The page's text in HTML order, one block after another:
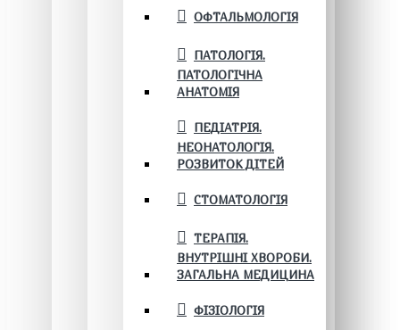
ОФТАЛЬМОЛОГІЯ
ПАТОЛОГІЯ.
ПАТОЛОГІЧНА
АНАТОМІЯ
ПЕДІАТРІЯ.
НЕОНАТОЛОГІЯ.
РОЗВИТОК ДІТЕЙ
СТОМАТОЛОГІЯ
ТЕРАПІЯ.
ВНУТРІШНІ ХВОРОБИ.
ЗАГАЛЬНА МЕДИЦИНА
ФІЗІОЛОГІЯ